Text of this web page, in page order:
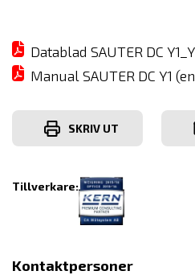
Datablad SAUTER DC
Manual SAUTER DC Y1
SKRIV UT
Tillverkare:
Kontaktpersoner